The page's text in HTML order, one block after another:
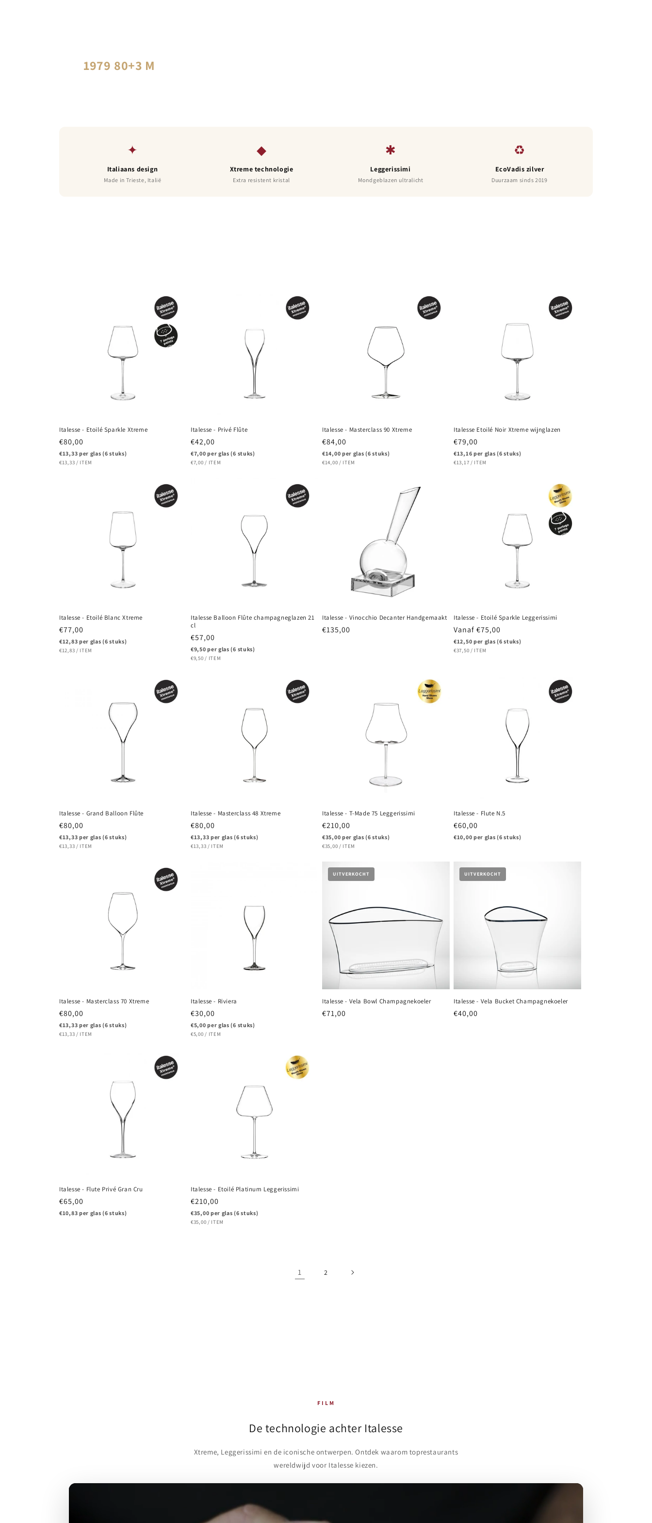
1979 80+3 M
✦
Italiaans design
Made in Trieste, Italië
◆
Xtreme technologie
Extra resistent kristal
✱
Leggerissimi
Mondgeblazen ultralicht
♻
EcoVadis zilver
Duurzaam sinds 2019
Italesse - Etoilé Sparkle Xtreme
Normale
prijs
€80,00
€13,33 per glas (6 stuks)
EENHEIDSPRIJS
€13,33 / PER
ITEM
Italesse - Privé Flûte
Normale
prijs
€42,00
€7,00 per glas (6 stuks)
EENHEIDSPRIJS
€7,00 / PER
ITEM
Italesse - Masterclass 90 Xtreme
Normale
prijs
€84,00
€14,00 per glas (6 stuks)
EENHEIDSPRIJS
€14,00 / PER
ITEM
Italesse Etoilé Noir Xtreme wijnglazen
Normale
prijs
€79,00
€13,16 per glas (6 stuks)
EENHEIDSPRIJS
€13,17 / PER
ITEM
Italesse - Etoilé Blanc Xtreme
Normale
prijs
€77,00
€12,83 per glas (6 stuks)
EENHEIDSPRIJS
€12,83 / PER
ITEM
Italesse Balloon Flûte champagneglazen 21
cl
Normale
prijs
€57,00
€9,50 per glas (6 stuks)
EENHEIDSPRIJS
€9,50 / PER
ITEM
Italesse - Vinocchio Decanter Handgemaakt
Normale
€135,00
Italesse - Etoilé Sparkle Leggerissimi
Normale
prijs
Vanaf €75,00
€12,50 per glas (6 stuks)
EENHEIDSPRIJS
€37,50 / PER
ITEM
Italesse - Grand Balloon Flûte
Normale
prijs
€80,00
€13,33 per glas (6 stuks)
EENHEIDSPRIJS
€13,33 / PER
ITEM
Italesse - Masterclass 48 Xtreme
Normale
prijs
€80,00
€13,33 per glas (6 stuks)
EENHEIDSPRIJS
€13,33 / PER
ITEM
Italesse - T-Made 75 Leggerissimi
Normale
prijs
€210,00
€35,00 per glas (6 stuks)
EENHEIDSPRIJS
€35,00 / PER
ITEM
Italesse - Flute N.5
Normale
prijs
€60,00
€10,00 per glas (6 stuks)
Italesse - Masterclass 70 Xtreme
Normale
prijs
€80,00
€13,33 per glas (6 stuks)
EENHEIDSPRIJS
€13,33 / PER
ITEM
Italesse - Riviera
Normale
prijs
€30,00
€5,00 per glas (6 stuks)
EENHEIDSPRIJS
€5,00 / PER
ITEM
UITVERKOCHT
Italesse - Vela Bowl Champagnekoeler
Normale
€71,00
UITVERKOCHT
Italesse - Vela Bucket Champagnekoeler
Normale
€40,00
Italesse - Flute Privé Gran Cru
Normale
prijs
€65,00
€10,83 per glas (6 stuks)
Italesse - Etoilé Platinum Leggerissimi
Normale
prijs
€210,00
€35,00 per glas (6 stuks)
EENHEIDSPRIJS
€35,00 / PER
ITEM
1 2
FILM
De technologie achter Italesse
Xtreme, Leggerissimi en de iconische ontwerpen. Ontdek waarom toprestaurants
wereldwijd voor Italesse kiezen.